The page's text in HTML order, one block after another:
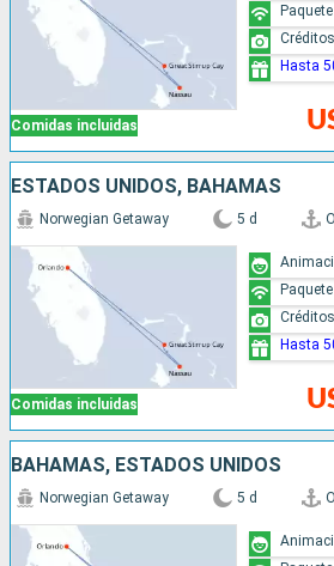
Comidas incluidas
Hasta
ESTADOS UNIDOS, BAHAMAS
Comidas incluidas
Norwegian Getaway 5 d
Hasta
BAHAMAS, ESTADOS UNIDOS
Norwegian Getaway 5 d